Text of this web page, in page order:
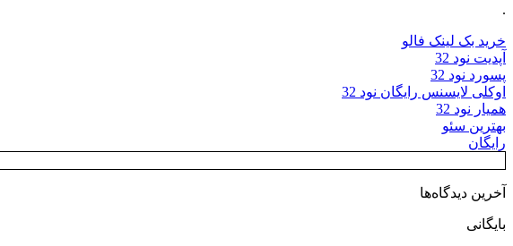
.
خرید بک لینک فالو
آپدیت نود 32
پسورد نود 32
اوکلی لایسنس رایگان نود 32
همیار نود 32
بهترین سئو
رایگان
آخرین دیدگاه‌ها
بایگانی